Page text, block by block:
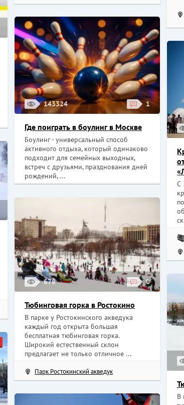
143324 1
Где поиграть в боулинг в Москве
Боулинг - универсальный способ
активного отдыха, который одинаково
подходит для семейных выходных,
встреч с друзьями, празднования дней
рождений, ...
С
678 0
Тюбинговая горка в Ростокино
В парке у Ростокинского акведука
каждый год открыта большая
бесплатная тюбинговая горка.
Широкий естественный склон
предлагает не только отличное ...
Парк Ростокинский акведук
В